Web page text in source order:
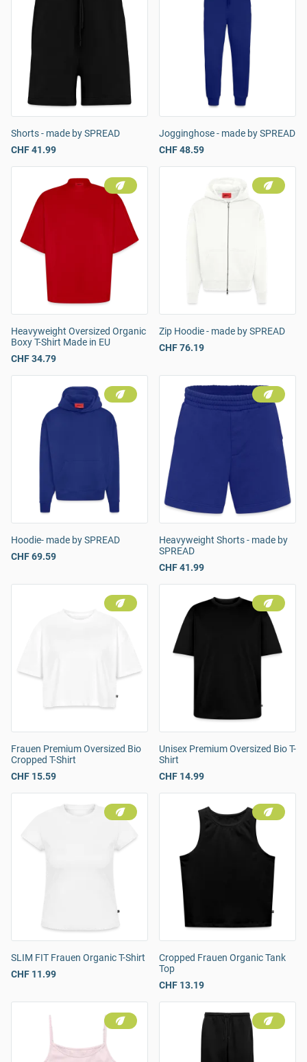
Shorts - made by SPREAD
CHF 41.99
Jogginghose - made by SPREAD
CHF 48.59
Heavyweight Oversized Organic
Boxy T-Shirt Made in EU
CHF 34.79
Zip Hoodie - made by SPREAD
CHF 76.19
Hoodie- made by SPREAD
CHF 69.59
Heavyweight Shorts - made by
SPREAD
CHF 41.99
Frauen Premium Oversized Bio
Cropped T-Shirt
CHF 15.59
Unisex Premium Oversized Bio T-
Shirt
CHF 14.99
SLIM FIT Frauen Organic T-Shirt
CHF 11.99
Cropped Frauen Organic Tank
Top
CHF 13.19